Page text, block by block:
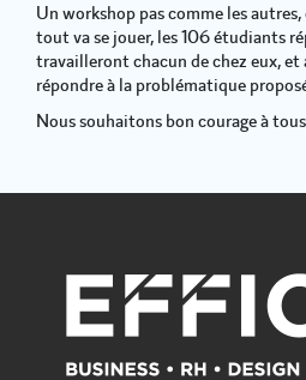
Un workshop pas comme les autres,
tout va se jouer, les 106 étudiants
travailleront chacun de chez eux, et
répondre à la problématique
Nous souhaitons bon courage à